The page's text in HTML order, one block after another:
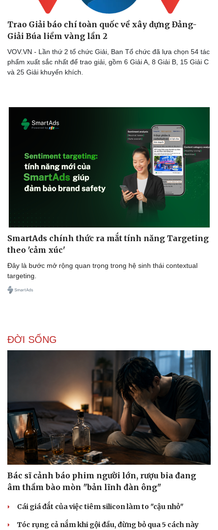
Thế giới thể thao
eSports
Trao Giải báo chí toàn quốc về xây dựng Đảng-
Giải Búa liềm vàng lần 2
VOV.VN - Lần thứ 2 tổ chức Giải, Ban Tổ chức đã lựa chọn 54 tác
phẩm xuất sắc nhất để trao giải, gồm 6 Giải A, 8 Giải B, 15 Giải C
và 25 Giải khuyến khích.
SmartAds chính thức ra mắt tính năng Targeting
theo 'cảm xúc'
Đây là bước mở rộng quan trọng trong hệ sinh thái contextual
targeting.
ĐỜI SỐNG
Bác sĩ cảnh báo phim người lớn, rượu bia đang
âm thầm bào mòn "bản lĩnh đàn ông"
Cái giá đắt của việc tiêm silicon làm to "cậu nhỏ"
Tóc rụng cả nắm khi gội đầu, đừng bỏ qua 5 cách này